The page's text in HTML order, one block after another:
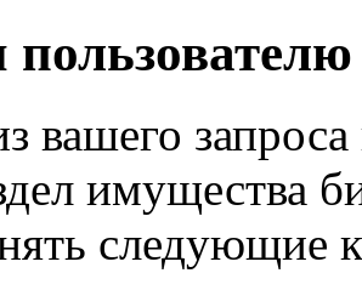
вашего
имущества
следующие